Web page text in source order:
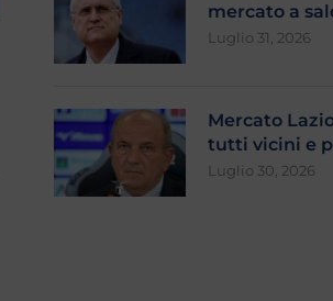
Lazio, sarebbe questo il mercato
mercato a
Luglio 31, 2026
Mercato
tutti vicini e
Luglio 30, 2026